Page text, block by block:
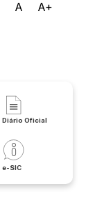
A A+
Diário Oficial
e-SIC